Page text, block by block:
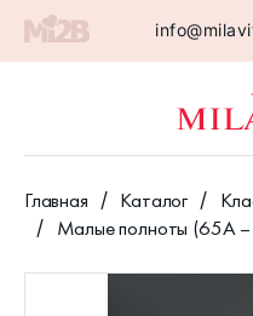
Главная Каталог
Малые полноты (65А